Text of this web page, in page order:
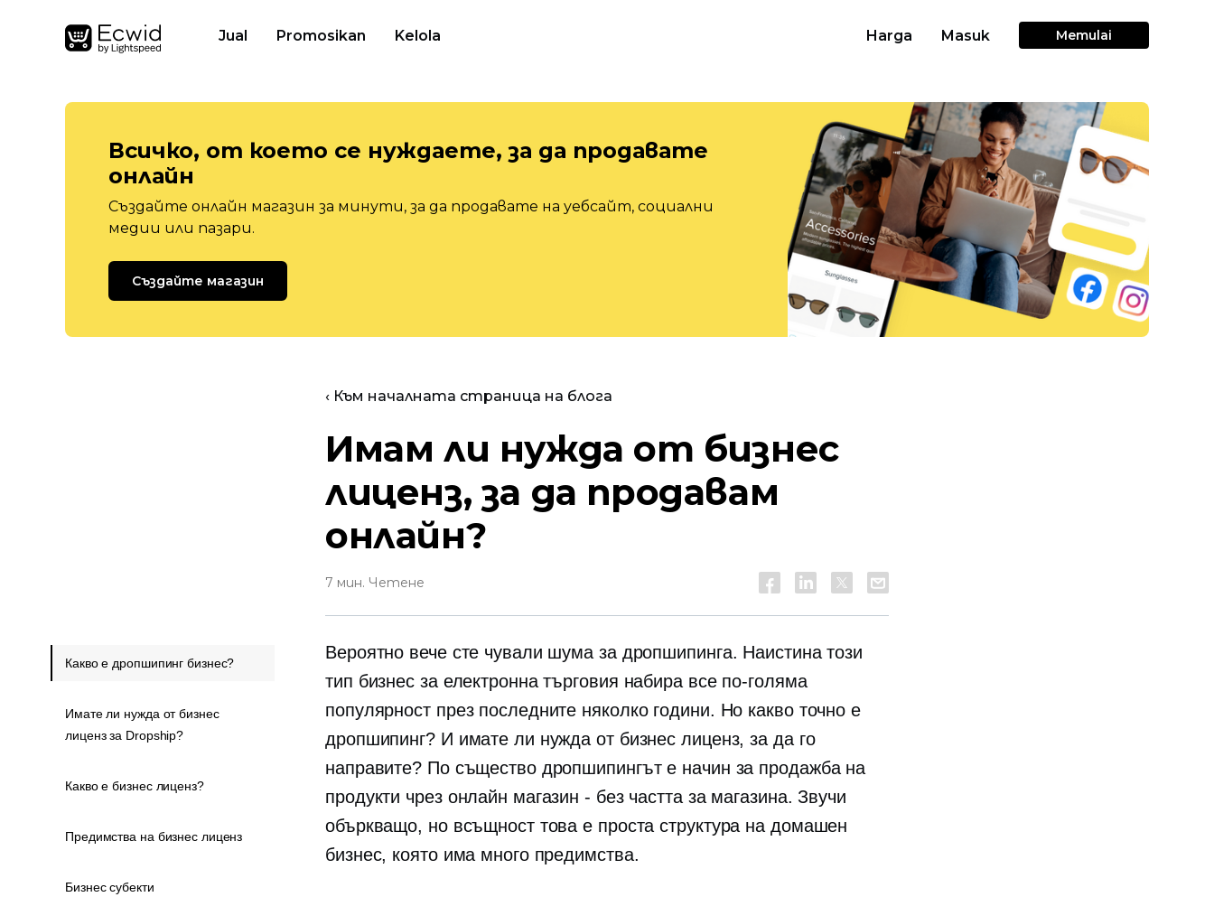
Jual Promosikan Kelola Harga Masuk Memulai
Всичко, от което се нуждаете, за да продавате
онлайн
Създайте онлайн магазин за минути, за да продавате на уебсайт, социални
медии или пазари.
Създайте магазин
‹ Към началната страница на блога
Имам ли нужда от бизнес
лиценз, за ​​да продавам
онлайн?
7 мин. Четене
Вероятно вече сте чували шума за дропшипинга. Наистина този
тип бизнес за електронна търговия набира все по-голяма
популярност през последните няколко години. Но какво точно е
дропшипинг? И имате ли нужда от бизнес лиценз, за ​​да го
направите? По същество дропшипингът е начин за продажба на
продукти чрез онлайн магазин - без частта за магазина. Звучи
объркващо, но всъщност това е проста структура на домашен
бизнес, която има много предимства.
Какво е дропшипинг бизнес?
Имате ли нужда от бизнес
лиценз за Dropship?
Какво е бизнес лиценз?
Предимства на бизнес лиценз
Бизнес субекти